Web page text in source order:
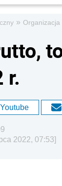
» Organizacja
r.
2022, 07:53]